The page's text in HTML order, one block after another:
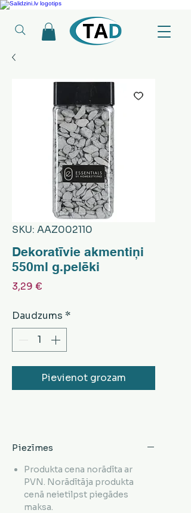
Ledusskapji, Sadzīves tehnika, Smaržas,
SKU: AAZ002110
Dekoratīvie akmentiņi
550ml g.pelēki
3,29 €
Daudzums *
Pievienot grozam
Piezīmes
Produkta cena norādīta ar
PVN. Norādītāja produkta
cenā neietilpst piegādes
maksa.